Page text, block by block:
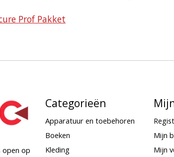
Prof Pakket
open op
Categorieën
Apparatuur en toebehoren
Boeken
Kleding
Mijn
Mijn